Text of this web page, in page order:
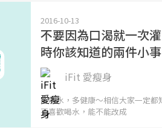
2016-10-13
不要因為口渴就一次
時你該知道的兩件小事
iFit 愛瘦身
多喝水，多健康～相信大家一定
不喜歡喝水，能不能改成